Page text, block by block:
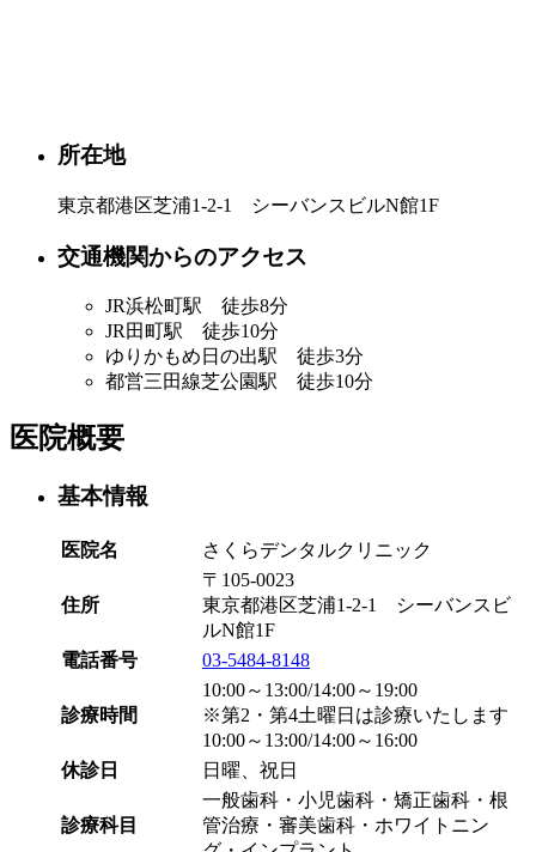
所在地
東京都港区芝浦1-2-1 シーバンスビルN館1F
交通機関からのアクセス
JR浜松町駅 徒歩8分
JR田町駅 徒歩10分
ゆりかもめ日の出駅 徒歩3分
都営三田線芝公園駅 徒歩10分
医院概要
基本情報
医院名 さくらデンタルクリニック
住所
〒105-0023
東京都港区芝浦1-2-1 シーバンスビ
ルN館1F
電話番号
03-5484-8148
診療時間
10:00～13:00/14:00～19:00
※第2・第4土曜日は診療いたします
10:00～13:00/14:00～16:00
休診日
日曜、祝日
診療科目
一般歯科・小児歯科・矯正歯科・根
管治療・審美歯科・ホワイトニン